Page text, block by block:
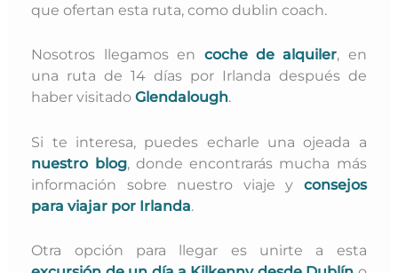
que ofertan esta ruta, como dublin coach.
Nosotros llegamos en coche de alquiler, en
una ruta de 14 días por Irlanda después de
haber visitadoGlendalough.
Si te interesa, puedes echarle una ojeada a
nuestro blog, donde encontrarás mucha más
información sobre nuestro viaje y consejos
para viajar por Irlanda.
Otra opción para llegar es unirte a esta